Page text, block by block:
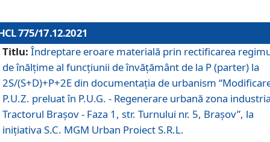
775/17.12.2021
Titlu: Îndreptare eroare materială prin rectificarea
de înălţime al funcţiunii de învăţământ de la P (parter) la
2S/(S+D)+P+2E din documentaţia de urbanism
P.U.Z. preluat în P.U.G. - Regenerare urbană zona
Tractorul Braşov - Faza 1, str. Turnului nr. 5, Braşov”, la
iniţiativa S.C. MGM Urban Proiect S.R.L.